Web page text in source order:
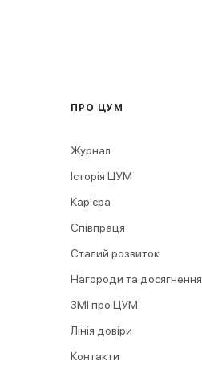
ПРО ЦУМ
Журнал
Історія ЦУМ
Кар'єра
Співпраця
Сталий розвиток
Нагороди та досягнення
ЗМІ про ЦУМ
Лінія довіри
Контакти